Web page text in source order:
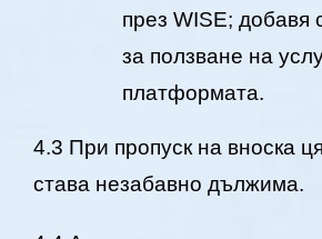
през WISE; добавя
за ползване на
платформата.
4.3 При пропуск на вноска
става незабавно дължима.